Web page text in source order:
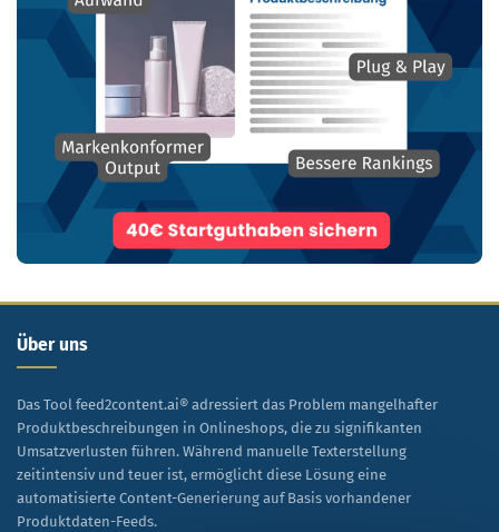
Über uns
Das Tool feed2content.ai® adressiert das Problem mangelhafter
Produktbeschreibungen in Onlineshops, die zu signifikanten
Umsatzverlusten führen. Während manuelle Texterstellung
zeitintensiv und teuer ist, ermöglicht diese Lösung eine
automatisierte Content-Generierung auf Basis vorhandener
Produktdaten-Feeds.